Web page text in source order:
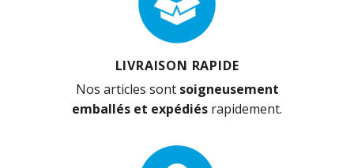
LIVRAISON RAPIDE
Nos articles sont soigneusement
emballés et expédiés rapidement.